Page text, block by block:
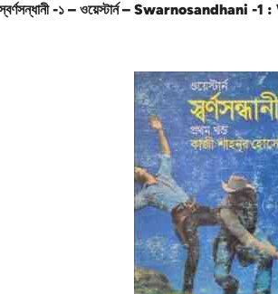
-১ – ওয়েস্টার্ন – Swarnosandhani -1